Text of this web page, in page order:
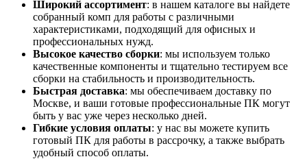
Широкий ассортимент: в нашем каталоге вы найдете
собранный комп для работы с различными
характеристиками, подходящий для офисных и
профессиональных нужд.
Высокое качество сборки: мы используем только
качественные компоненты и тщательно тестируем все
сборки на стабильность и производительность.
Быстрая доставка: мы обеспечиваем доставку по
Москве, и ваши готовые профессиональные ПК могут
быть у вас уже через несколько дней.
Гибкие условия оплаты: у нас вы можете купить
готовый ПК для работы в рассрочку, а также выбрать
удобный способ оплаты.